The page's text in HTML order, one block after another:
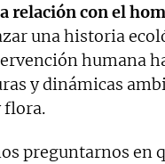
relación con el
una historia
humana
y dinámicas
flora.
preguntarnos en